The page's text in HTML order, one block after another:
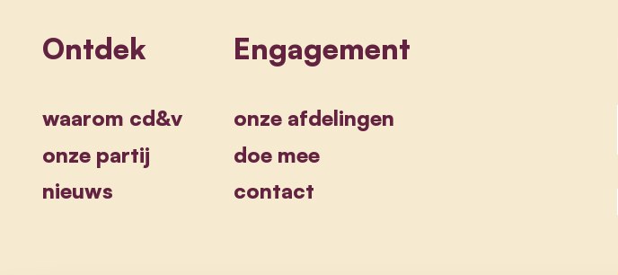
Ontdek
waarom cd&v
onze partij
nieuws
Engagement
onze afdelingen
doe mee
contact